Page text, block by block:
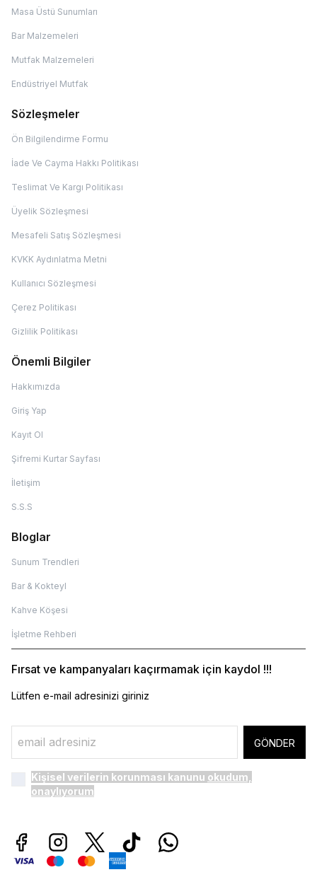
Masa Üstü Sunumları
Bar Malzemeleri
Mutfak Malzemeleri
Endüstriyel Mutfak
Sözleşmeler
Ön Bilgilendirme Formu
İade Ve Cayma Hakkı Politikası
Teslimat Ve Kargı Politikası
Üyelik Sözleşmesi
Mesafeli Satış Sözleşmesi
KVKK Aydınlatma Metni
Kullanıcı Sözleşmesi
Çerez Politikası
Gizlilik Politikası
Önemli Bilgiler
Hakkımızda
Giriş Yap
Kayıt Ol
Şifremi Kurtar Sayfası
İletişim
S.S.S
Bloglar
Sunum Trendleri
Bar & Kokteyl
Kahve Köşesi
İşletme Rehberi
Fırsat ve kampanyaları kaçırmamak için kaydol !!!
Lütfen e-mail adresinizi giriniz
GÖNDER
Kişisel verilerin korunması kanunu okudum,
onaylıyorum